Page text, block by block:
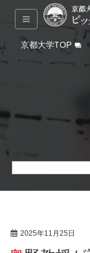
京都大学TOP
2025年11月25日